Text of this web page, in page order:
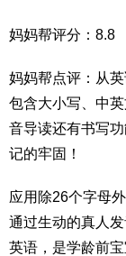
妈妈帮评分：8.8
妈妈帮点评：从
包含大小写、中
音导读还有书写
记的牢固！
应用除26个字母
通过生动的真人
英语，是学龄前